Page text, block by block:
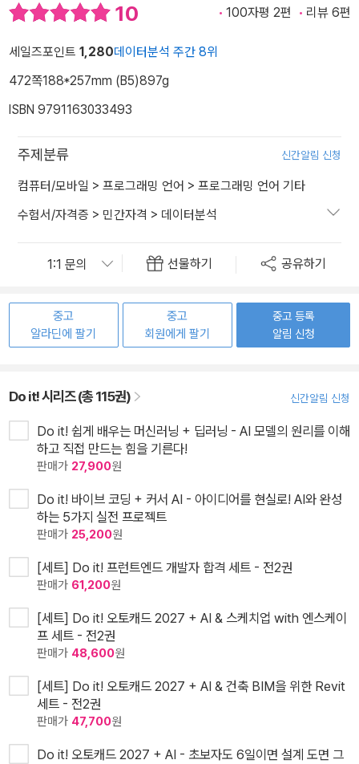
10 100자평 2편 리뷰 6편
세일즈포인트 1,280데이터분석 주간 8위
472쪽188*257mm (B5)897g
ISBN 9791163033493
주제분류 신간알림 신청
컴퓨터/모바일 > 프로그래밍 언어 > 프로그래밍 언어 기타
수험서/자격증 > 민간자격 > 데이터분석
선물하기 공유하기
중고
알라딘에 팔기
중고
회원에게 팔기
중고 등록
알림 신청
Do it! 시리즈 (총 115권) 신간알림 신청
Do it! 쉽게 배우는 머신러닝 + 딥러닝 - AI 모델의 원리를 이해
하고 직접 만드는 힘을 기른다!
판매가 27,900원
Do it! 바이브 코딩 + 커서 AI - 아이디어를 현실로! AI와 완성
하는 5가지 실전 프로젝트
판매가 25,200원
[세트] Do it! 프런트엔드 개발자 합격 세트 - 전2권
판매가 61,200원
[세트] Do it! 오토캐드 2027 + AI & 스케치업 with 엔스케이
프 세트 - 전2권
판매가 48,600원
[세트] Do it! 오토캐드 2027 + AI & 건축 BIM을 위한 Revit
세트 - 전2권
판매가 47,700원
Do it! 오토캐드 2027 + AI - 초보자도 6일이면 설계 도면 그